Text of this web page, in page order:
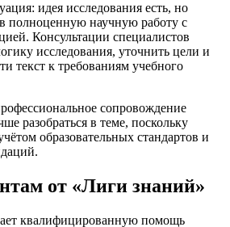
идея исследования есть, но
полноценную научную работу с
Консультации специалистов
исследования, уточнить цели и
текст к требованиям учебного
сопровождение
разобраться в теме, поскольку
образовательных стандартов и
от «Лиги знаний»
квалифицированную помощь